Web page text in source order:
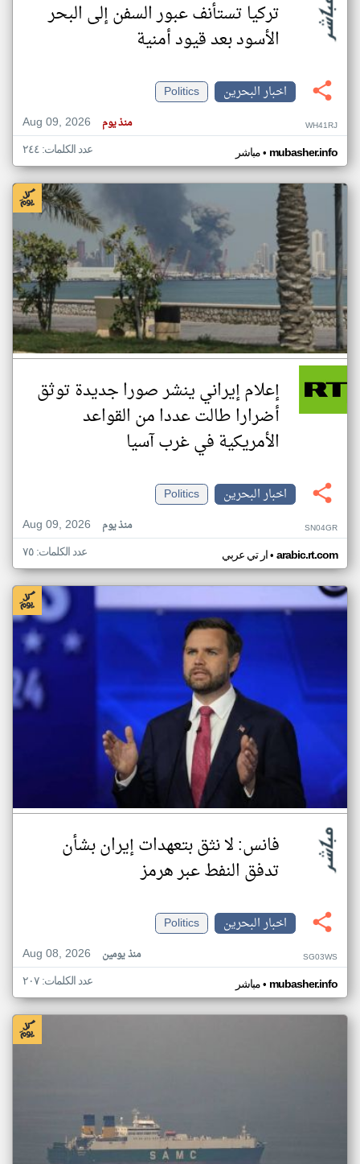
تركيا تستأنف عبور السفن إلى البحر
الأسود بعد قيود أمنية
اخبار البحرين
Politics
Aug 09, 2026
منذ يوم WH41RJ
مباشر• mubasher.info عدد الكلمات: ٢٤٤
إعلام إيراني ينشر صورا جديدة توثق
أضرارا طالت عددا من القواعد
الأمريكية في غرب آسيا
اخبار البحرين
Politics
Aug 09, 2026
منذ يوم SN04GR
ار تي عربي• arabic.rt.com عدد الكلمات: ٧٥
فانس: لا نثق بتعهدات إيران بشأن
تدفق النفط عبر هرمز
اخبار البحرين
Politics
Aug 08, 2026
منذ يومين SG03WS
مباشر• mubasher.info عدد الكلمات: ٢٠٧